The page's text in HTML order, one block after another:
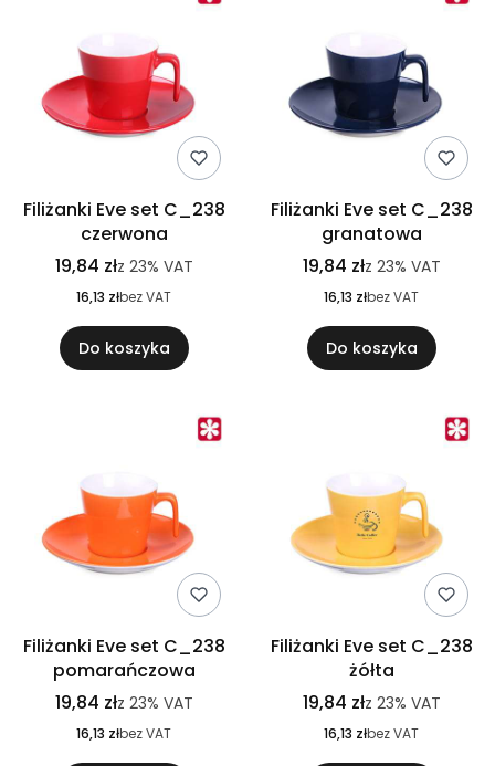
Filiżanki Eve set C_238
czerwona
19,84 złz 23% VAT
16,13 złbez VAT
Do koszyka
Filiżanki Eve set C_238
granatowa
19,84 złz 23% VAT
16,13 złbez VAT
Do koszyka
Filiżanki Eve set C_238
pomarańczowa
19,84 złz 23% VAT
16,13 złbez VAT
Filiżanki Eve set C_238
żółta
19,84 złz 23% VAT
16,13 złbez VAT